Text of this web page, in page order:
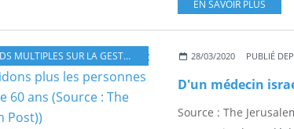
EN SAVOIR PLUS
REGARDS MULTIPLES SUR LA GESTION DE LA CRISE DU CORONAVIRUS ,
28/03/2020 PUBLIÉ
Source : The